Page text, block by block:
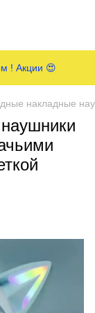
! Акции 😍
накладные